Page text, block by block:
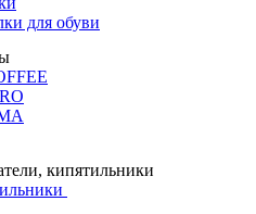
для обуви
кипятильники